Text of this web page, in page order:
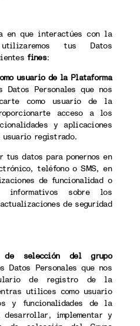
en que interactúes con la
tus Datos
fines:
usuario de la Plataforma
Datos Personales que nos
como usuario de la
acceso a los
y aplicaciones
registrado.
tus datos para ponernos en
teléfono o SMS, en
de funcionalidad o
informativos sobre los
de seguridad
del grupo
Datos Personales que nos
de registro de la
utilices como usuario
y funcionalidades de la
desarrollar, implementar y